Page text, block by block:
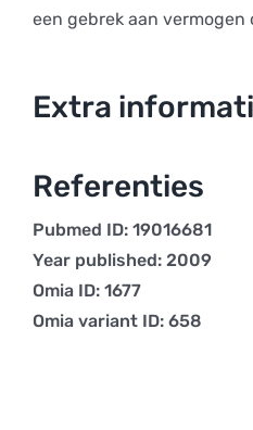
een gebrek aan vermogen
Extra
Referenties
Pubmed ID: 19016681
Year published: 2009
Omia ID: 1677
Omia variant ID: 658